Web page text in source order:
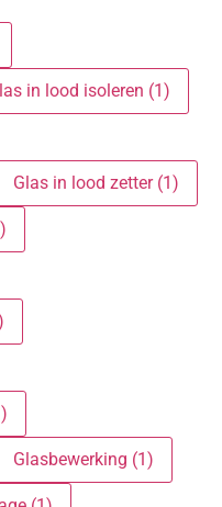
in lood isoleren (1)
Glas in lood zetter (1)
Glasbewerking (1)